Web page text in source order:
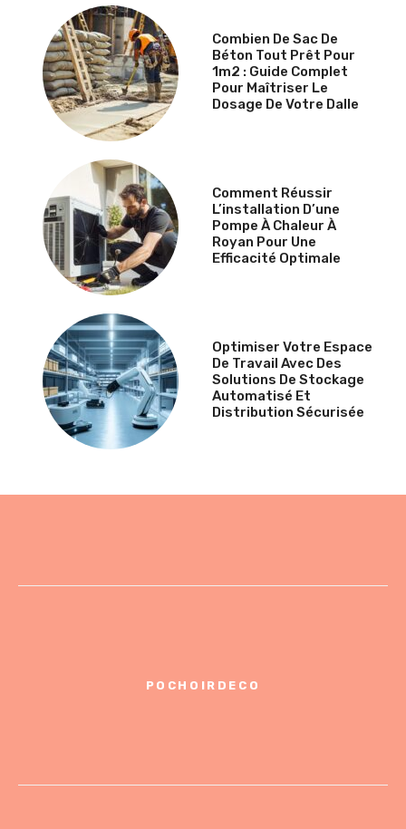
Combien De Sac De
Béton Tout Prêt Pour
1m2 : Guide Complet
Pour Maîtriser Le
Dosage De Votre Dalle
Comment Réussir
L’installation D’une
Pompe À Chaleur À
Royan Pour Une
Efficacité Optimale
Optimiser Votre Espace
De Travail Avec Des
Solutions De Stockage
Automatisé Et
Distribution Sécurisée
POCHOIRDECO